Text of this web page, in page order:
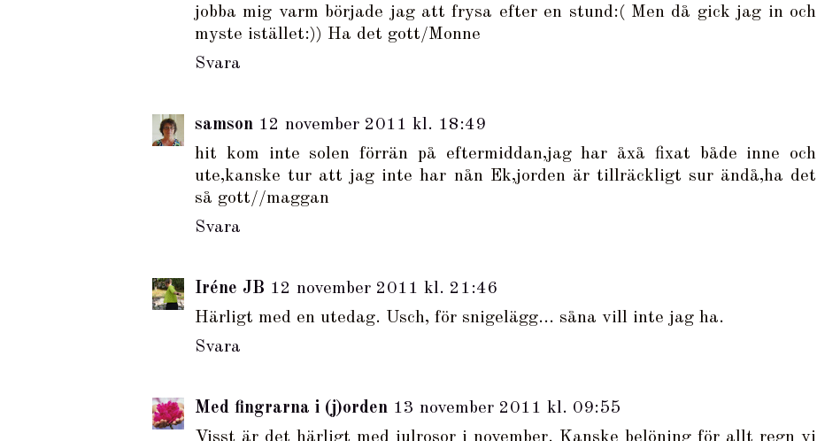
jobba mig varm började jag att frysa efter en stund:( Men då gick jag in och
myste istället:)) Ha det gott/Monne
Svara
samson 12 november 2011 kl. 18:49
hit kom inte solen förrän på eftermiddan,jag har åxå fixat både inne och
ute,kanske tur att jag inte har nån Ek,jorden är tillräckligt sur ändå,ha det
så gott//maggan
Svara
Iréne JB 12 november 2011 kl. 21:46
Härligt med en utedag. Usch, för snigelägg... såna vill inte jag ha.
Svara
Med fingrarna i (j)orden 13 november 2011 kl. 09:55
Visst är det härligt med julrosor i november. Kanske belöning för allt regn vi